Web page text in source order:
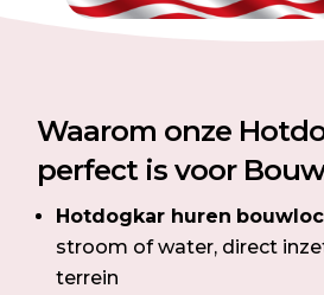
Waarom onze
perfect is voor
Hotdogkar huren
stroom of water, direct
terrein